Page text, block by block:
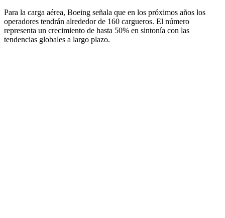
Para la carga aérea, Boeing señala que en los próximos años los
operadores tendrán alrededor de 160 cargueros. El número
representa un crecimiento de hasta 50% en sintonía con las
tendencias globales a largo plazo.